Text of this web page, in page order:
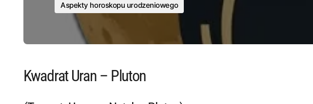
Aspekty horoskopu urodzeniowego
Kwadrat Uran – Pluton